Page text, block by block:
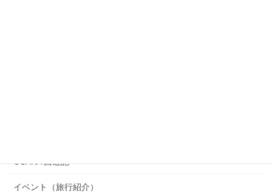
OSAKA 西遊記
イベント（旅行紹介）